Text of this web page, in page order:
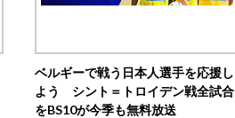
ベルギーで戦う日本人選手を応援し
よう シント＝トロイデン戦全試合
をBS10が今季も無料放送